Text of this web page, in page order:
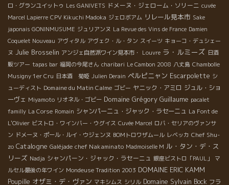
ロ・グランユイットゥ Les GANIVETS ドメーヌ・ジェローム・ソリーニ cuvée
Marcel Lapierre CPV Kikuchi Madoka ジェロボアム リレール見本市 Sake
japonais GONINMUSUME ジュリアンヌ La Revue des Vins de France Damien
Coquelet Nouveau アヴィタル アヴェク・ル・タン スイーツ キョーコ・デュシェー
ヌ Julie Brosselin アンジェ自然派ワイン見本市・ Louvre ラ・ルミーズ 日酒
販ツアー tapas bar 福岡の今尾さん charibari Le Cambon 2008 八丈島 Chambolle
Musigny 1er Cru 日本酒 菊姫 Julien Derain ペルピニャン Escarpolette シ
ューディスト Domaine du Matin Calme ゴビー ヤニック・アミロ ジュル・ショ
ーヴェ Miyamoto リオネル・ゴビー Domaine Grégory Guillaume pacalet
familly La Corse Romain シャンパーニュ・ジャック・ラセーニュ La Font de
L'Olivier ビストロ・ワインバー・ウグイス Cuvée Marcel ロバ・セリアのヴァンサ
ン ドメーヌ・ポール・ルイ・ウジェンヌ BOMトロワザムール レベッカ Chef Shu-
zo Catalogne Galéjade chef Nakaminato Madmoiselle M ル・タン・デ・ス
リーズ Nadja シャンパーン・ジャック・ラセーニュ 銀座ビストロ「PAUL」
マ
ルセル最後の年ワイン Mondeuse Tradition 2003 DOMAINE ERIC KAMM
Poupille オザミ・デ・ヴァン マキシムス シリル Domaine Sylvain Bock フラ